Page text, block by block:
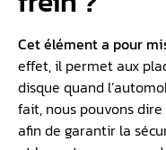
Cet élément a pour
effet, il permet aux
disque quand
fait, nous pouvons
afin de garantir la